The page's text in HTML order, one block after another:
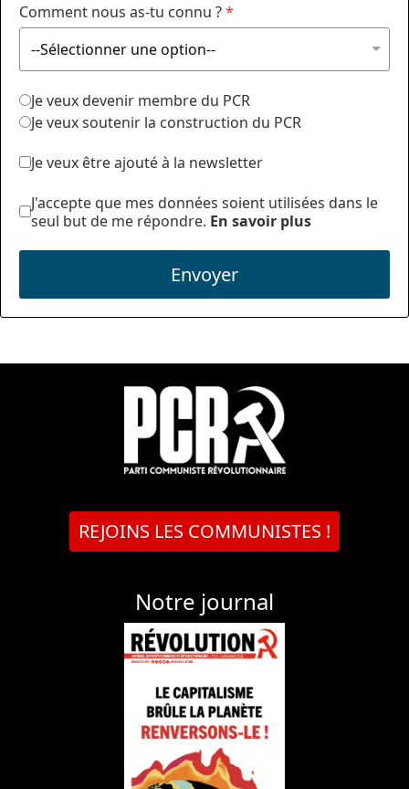
Comment nous as-tu connu ?*
Je veux devenir membre du PCR
Je veux soutenir la construction du PCR
Je veux être ajouté à la newsletter
J'accepte que mes données soient utilisées dans le
seul but de me répondre. En savoir plus
Envoyer
REJOINS LES COMMUNISTES !
Notre journal